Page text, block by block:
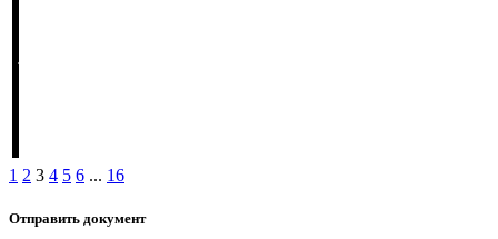
1 2 3 4 5 6 ... 16
Отправить документ